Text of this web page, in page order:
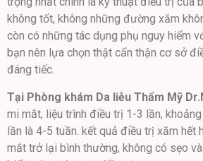
không tốt, không những đường xăm
còn có những tác dụng phụ nguy hiểm
bạn nên lựa chọn thật cẩn thận cơ sở
đáng tiếc.
Tại Phòng khám Da liễu Thẩm Mỹ
mi mắt, liệu trình điều trị 1-3 lần,
lần là 4-5 tuần. kết quả điều trị xăm hết
mắt trở lại bình thường, không có sẹo